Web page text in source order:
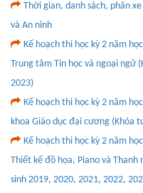
Thời gian, danh sách, phân
và An ninh
Kế hoạch thi học kỳ 2 năm
Trung tâm Tin học và ngoại ngữ
2023)
Kế hoạch thi học kỳ 2 năm
khoa Giáo dục đại cương (Khóa
Kế hoạch thi học kỳ 2 năm
Thiết kế đồ họa, Piano và
sinh 2019, 2020, 2021, 2022,